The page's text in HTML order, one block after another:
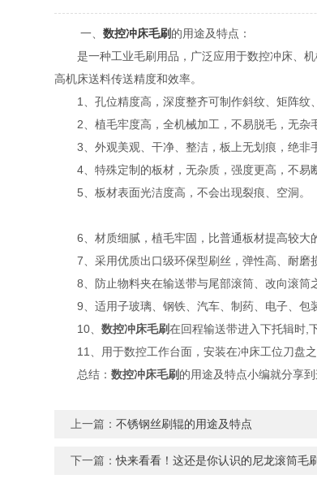
一、数控冲床毛刷的用途及特点：
是一种工业毛刷用品，广泛应用于数控冲床、机
高机床送料传送精度和效率。
1、孔位精度高，深度整齐可制作斜纹、矩阵纹
2、植毛牢度高，全机械加工，不易脱毛，无杂
3、外观美观、干净、整洁，板上无划痕，绝非手
4、特殊定制的板材，无杂质，强度更高，不易断
5、板材表面光洁度高，不会出现裂痕、空洞。
6、材质细腻，植毛牢固，比普通板材提高较大的
7、采用优质出口级环保型刷丝，弹性高、耐磨损
8、防止物料夹在输送带与尾部滚筒、改向滚筒
9、适用子玻璃、钢铁、汽车、制药、电子、包装
10、数控冲床毛刷在回程输送带进入下托辑时,
11、用于数控工作台面，安装在冲床工位刀盘之
总结：数控冲床毛刷的用途及特点小编就分享
上一篇：不锈钢丝刷辊的用途及特点
下一篇：快来看看！这还是你认识的尼龙滚筒毛